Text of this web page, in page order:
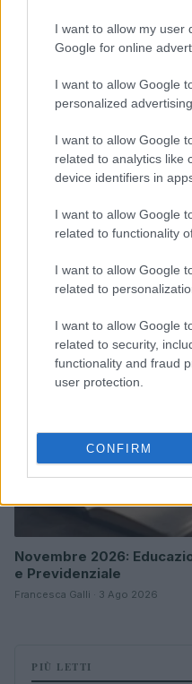
I want to allow my user
Google for online
I want to allow Google
personalized advertising.
I want to allow Google
related to analytics like
device identifiers in
I want to allow Google
related to functionality
I want to allow Google
related to
I want to allow Google
related to security,
functionality and fraud
user protection.
CONFIRM
Tokenizzazione dei fondi
Edoardo Marchesi · 3 Ago 2026
Novembre 2026:
e Previdenziale
Francesca Galli · 3 Ago 2026
PIÙ LETTI